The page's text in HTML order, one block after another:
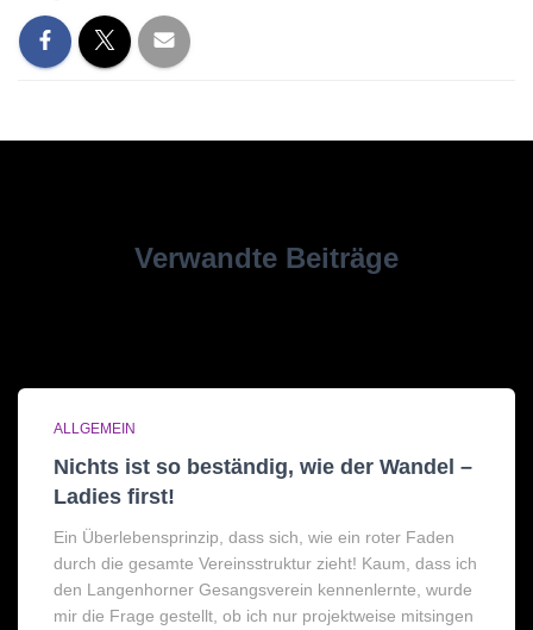
Verwandte Beiträge
ALLGEMEIN
Nichts ist so beständig, wie der Wandel –
Ladies first!
Ein Überlebensprinzip, dass sich, wie ein roter Faden
durch die gesamte Vereinsstruktur zieht! Kaum, dass ich
den Langenhorner Gesangsverein kennenlernte, wurde
mir die Frage gestellt, ob ich nur projektweise mitsingen